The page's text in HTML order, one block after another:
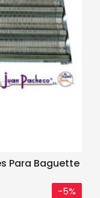
Para Baguette
-5%